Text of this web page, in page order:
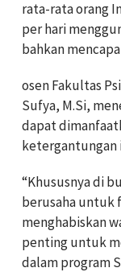
rata-rata orang
per hari
bahkan
osen Fakultas
Sufya, M.Si,
dapat
“Khususnya di
berusaha untuk
menghabiskan
penting untuk
dalam program